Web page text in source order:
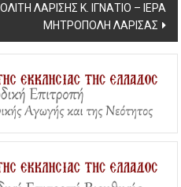
ΛΑΡΙΣΗΣ Κ. ΙΓΝΑΤΙΟ – ΙΕΡΑ
ΜΗΤΡΟΠΟΛΗ ΛΑΡΙΣΑΣ